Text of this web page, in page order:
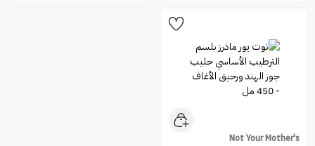
Not Your Mother's